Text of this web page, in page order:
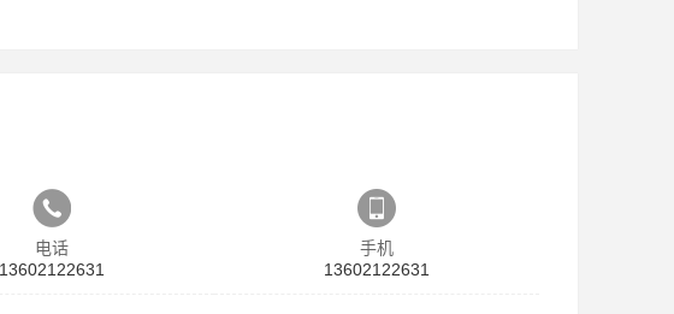
电话
13602122631
手机
13602122631